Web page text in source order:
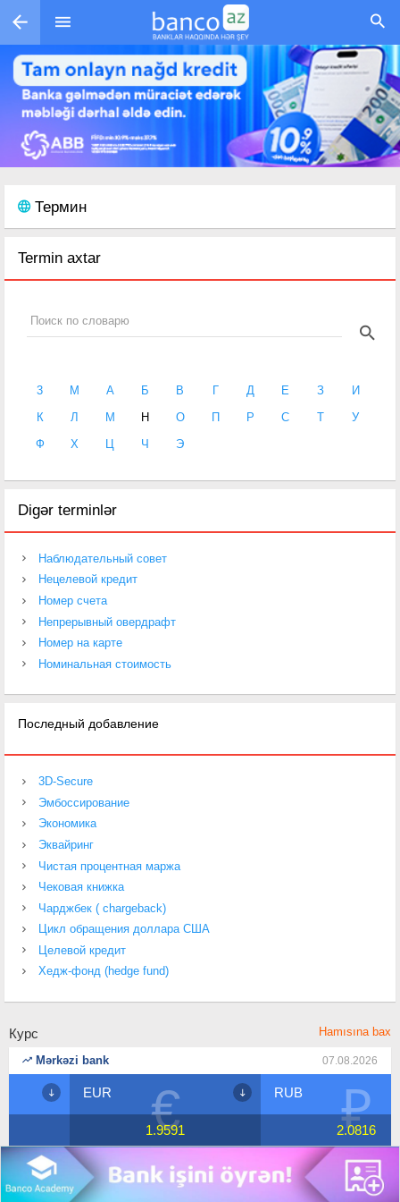
Перейти к основному содержанию
Термин
Termin axtar
3 M А Б В Г Д Е З
И
К
Л М Н О П Р С Т
У
Ф
Х Ч Э
Digər terminlər
Наблюдательный совет
Нецелевой кредит
Номер счета
Непрерывный овердрафт
Номер на карте
Номинальная стоимость
Последный добавление
3D-Secure
Эмбоссирование
Экономика
Эквайринг
Чистая процентная маржа
Чековая книжка
Чарджбек ( chargeback)
Цикл обращения доллара США
Целевой кредит
Хедж-фонд (hedge fund)
Курс Hamısına bax
Mərkəzi bank 07.08.2026
€
EUR ₽
RUB